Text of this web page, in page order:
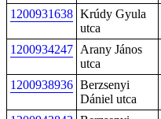
1200931638 Krúdy Gyula
utca
1200934247 Arany János
utca
1200938936 Berzsenyi
Dániel utca